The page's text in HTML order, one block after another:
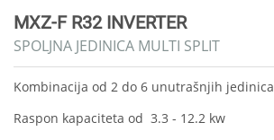
MXZ-F R32 INVERTER
SPOLJNA JEDINICA MULTI SPLIT
Kombinacija od 2 do 6 unutrašnjih jedinica
Raspon kapaciteta od 3.3 - 12.2 kw